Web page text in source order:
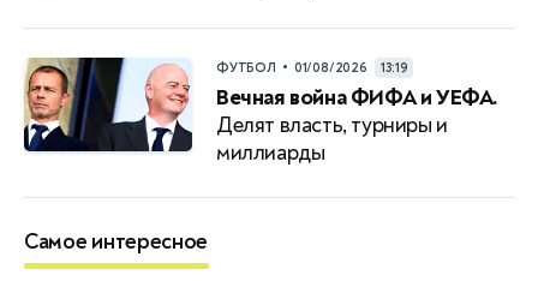
ФУТБОЛ • 01/08/2026 13:19
Вечная война ФИФА и УЕФА.
Делят власть, турниры и
миллиарды
Самое интересное